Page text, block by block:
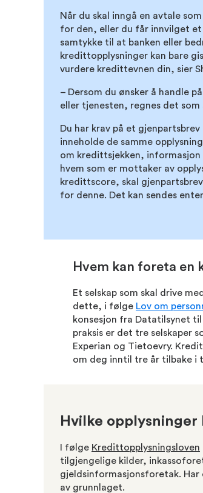
Når du skal inngå en avtale
for den, eller du får innvilget et
samtykke til at banken eller
kredittopplysninger kan bare
vurdere kredittevnen din, sier
– Dersom du ønsker å handle
eller tjenesten, regnes det som
Du har krav på et
inneholde de samme
om kredittsjekken,
hvem som er mottaker av
kredittscore, skal
for denne. Det kan sendes
Hvem kan foreta en
Et selskap som skal drive
dette, i følge Lov om
konsesjon fra Datatilsynet
praksis er det tre selskaper
Experian og Tietoevry.
om deg inntil tre år tilbake i
Hvilke
I følge Kredittopplysningsloven
tilgjengelige kilder,
gjeldsinformasjonsforetak. Har
av grunnlaget.